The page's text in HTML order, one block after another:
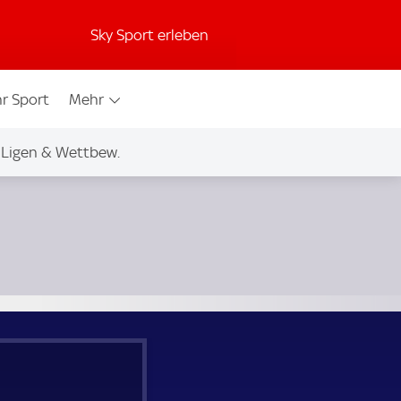
Sky Sport erleben
Sport Mehr
Ligen & Wettbew.